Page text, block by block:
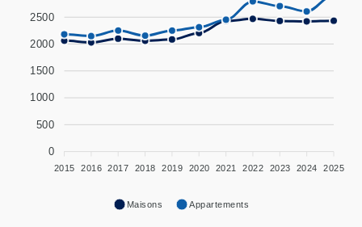
2500
2000
1500
1000
500
0
2015 2016 2017 2018 2019 2020 2021 2022 2023 2024 2025
Maisons Appartements